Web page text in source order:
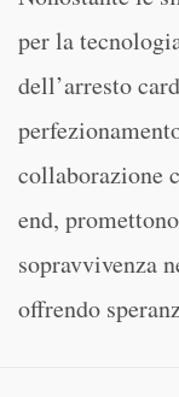
per la
dell’arresto
collaborazione
end,
sopravvivenza
offrendo